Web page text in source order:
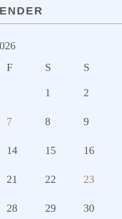
F S S
1 2
7 8 9
14 15 16
21 22 23
28 29 30